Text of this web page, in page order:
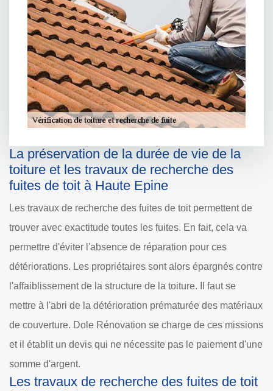
La préservation de la durée de vie de la
toiture et les travaux de recherche des
fuites de toit à Haute Epine
Les travaux de recherche des fuites de toit permettent de
trouver avec exactitude toutes les fuites. En fait, cela va
permettre d'éviter l'absence de réparation pour ces
détériorations. Les propriétaires sont alors épargnés contre
l'affaiblissement de la structure de la toiture. Il faut se
mettre à l'abri de la détérioration prématurée des matériaux
de couverture. Dole Rénovation se charge de ces missions
et il établit un devis qui ne nécessite pas le paiement d'une
somme d'argent.
Les travaux de recherche des fuites de toit